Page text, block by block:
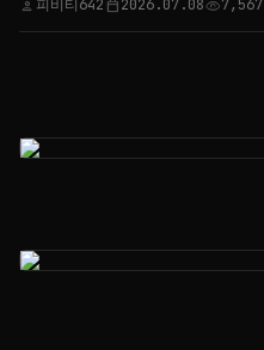
person 피비티642 calendar_today2026.07.08visibility7,567